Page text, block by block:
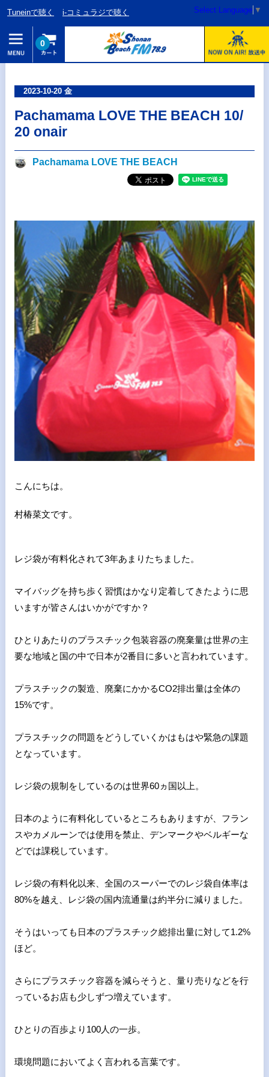
Tuneinで聴く i-コミュラジで聴く Select Language ▼
0
2023-10-20 金
Pachamama LOVE THE BEACH 10/
20 onair
Pachamama LOVE THE BEACH
こんにちは。
村椿菜文です。
レジ袋が有料化されて3年あまりたちました。
マイバッグを持ち歩く習慣はかなり定着してきたように思
いますが皆さんはいかがですか？
ひとりあたりのプラスチック包装容器の廃棄量は世界の主
要な地域と国の中で日本が2番目に多いと言われています。
プラスチックの製造、廃棄にかかるCO2排出量は全体の
15%です。
プラスチックの問題をどうしていくかはもはや緊急の課題
となっています。
レジ袋の規制をしているのは世界60ヵ国以上。
日本のように有料化しているところもありますが、フラン
スやカメ ルーンでは使用を禁止、デンマークやベルギーな
どでは課税してい ます。
レジ袋の有料化以来、全国のスーパーでのレジ袋自体率は
80%を越え、レジ袋の国内流通量は約半分に減りました。
そうはいっても日本のプラスチック総排出量に対して1.2%
ほど。
さらにプラスチック容器を減らそうと、量り売りなどを行
っているお店も少しずつ増えています。
ひとりの百歩より100人の一歩。
環境問題においてよく言われる言葉です。